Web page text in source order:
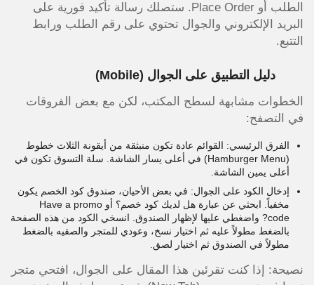
الطلب أو Place Order. ستصلك رسالة تأكيد فورية على
البريد الإلكتروني والجوال تحتوي على رقم الطلب ورابط
التتبع.
دليل التطبيق على الجوال (Mobile)
الخطوات مشابهة لسطح المكتب، لكن مع بعض الفروقات
في التصفح:
الفرق الرئيسي: القوائم عادة تكون منبثقة من أيقونة الثلاث خطوط
(Hamburger Menu) في أعلى يسار الشاشة. سلة التسوق تكون في
أعلى يمين الشاشة.
إدخال الكود على الجوال: في بعض الأحيان، صندوق كود الخصم يكون
مخفياً. ابحثي عن عبارة هل لديك كود خصم؟ أو Have a promo
code? واضغطي عليها لإظهار الصندوق. انسخي الكود من هذه الصفحة
بالضغط مطولاً عليه ثم اختيار نسخ، وعودي للمتجر والصقيه بالضغط
مطولاً في الصندوق ثم اختيار لصق.
نصيحة: إذا كنت تقرئين هذا المقال على الجوال، افتحي متجر